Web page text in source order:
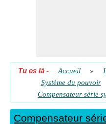
Tu es là- Accueil »
Système du pouvoir
Compensateur série
Compensateur